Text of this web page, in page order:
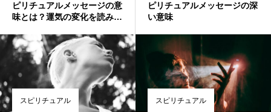
ピリチュアルメッセージの意
味とは？運気の変化を読み解
ピリチュアルメッセージの深
い意味
スピリチュアル スピリチュアル